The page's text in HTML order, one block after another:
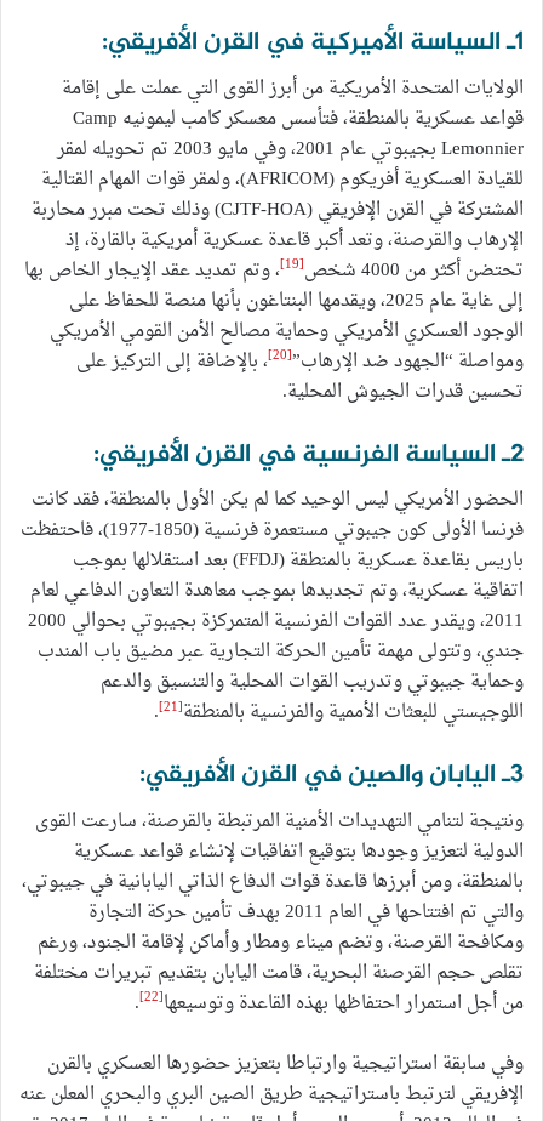
1ـ السياسة الأميركية في القرن الأفريقي:
الولايات المتحدة الأمريكية من أبرز القوى التي عملت على إقامة
قواعد عسكرية بالمنطقة، فتأسس معسكر كامب ليمونيه Camp
Lemonnier بجيبوتي عام 2001، وفي مايو 2003 تم تحويله لمقر
للقيادة العسكرية أفريكوم (AFRICOM)، ولمقر قوات المهام القتالية
المشتركة في القرن الإفريقي (CJTF-HOA) وذلك تحت مبرر محاربة
الإرهاب والقرصنة، وتعد أكبر قاعدة عسكرية أمريكية بالقارة، إذ
تحتضن أكثر من 4000 شخص
[19]
، وتم تمديد عقد الإيجار الخاص بها
إلى غاية عام 2025، ويقدمها البنتاغون بأنها منصة للحفاظ على
الوجود العسكري الأمريكي وحماية مصالح الأمن القومي الأمريكي
ومواصلة “الجهود ضد الإرهاب”[20]
، بالإضافة إلى التركيز على
تحسين قدرات الجيوش المحلية.
2ـ السياسة الفرنسية في القرن الأفريقي:
الحضور الأمريكي ليس الوحيد كما لم يكن الأول بالمنطقة، فقد كانت
فرنسا الأولى كون جيبوتي مستعمرة فرنسية (1850-1977)، فاحتفظت
باريس بقاعدة عسكرية بالمنطقة (FFDJ) بعد استقلالها بموجب
اتفاقية عسكرية، وتم تجديدها بموجب معاهدة التعاون الدفاعي لعام
2011، ويقدر عدد القوات الفرنسية المتمركزة بجيبوتي بحوالي 2000
جندي، وتتولى مهمة تأمين الحركة التجارية عبر مضيق باب المندب
وحماية جيبوتي وتدريب القوات المحلية والتنسيق والدعم
اللوجيستي للبعثات الأممية والفرنسية بالمنطقة[21]
.
3ـ اليابان والصين في القرن الأفريقي:
ونتيجة لتنامي التهديدات الأمنية المرتبطة بالقرصنة، سارعت القوى
الدولية لتعزيز وجودها بتوقيع اتفاقيات لإنشاء قواعد عسكرية
بالمنطقة، ومن أبرزها قاعدة قوات الدفاع الذاتي اليابانية في جيبوتي،
والتي تم افتتاحها في العام 2011 بهدف تأمين حركة التجارة
ومكافحة القرصنة، وتضم ميناء ومطار وأماكن لإقامة الجنود، ورغم
تقلص حجم القرصنة البحرية، قامت اليابان بتقديم تبريرات مختلفة
من أجل استمرار احتفاظها بهذه القاعدة وتوسيعها[22]
.
وفي سابقة استراتيجية وارتباطا بتعزيز حضورها العسكري بالقرن
الإفريقي لترتبط باستراتيجية طريق الصين البري والبحري المعلن عنه